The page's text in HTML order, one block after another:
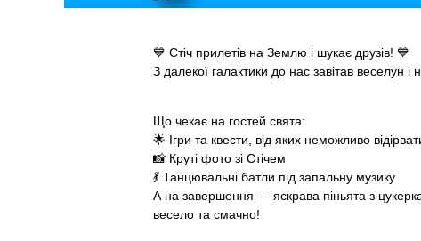
💙 Стіч прилетів на Землю і шукає друзів! 💙
З далекої галактики до нас завітав веселун
Що чекає на гостей свята:
🌟 Ігри та квести, від яких неможливо
📸 Круті фото зі Стічем
💃 Танцювальні батли під запальну музику
А на завершення — яскрава піньята з
весело та смачно!